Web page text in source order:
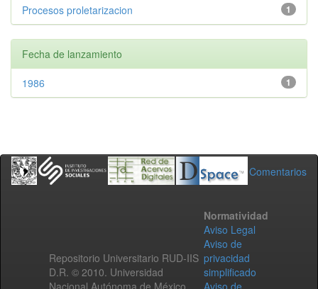
1
Procesos proletarizacion
Fecha de lanzamiento
1
1986
Comentarios
Repositorio Universitario RUD-IIS
D.R. © 2010. Universidad
Nacional Autónoma de México.
Normatividad
Aviso Legal
Aviso de
privacidad
simplificado
Aviso de